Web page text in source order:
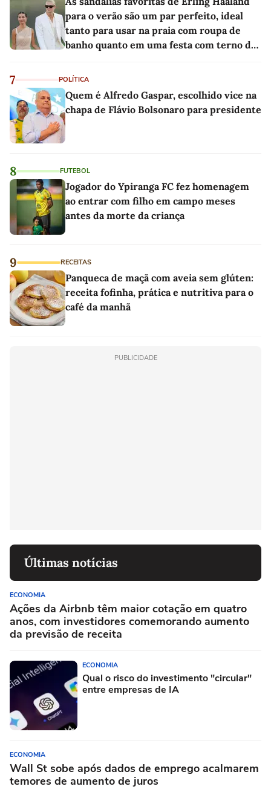
para o verão são um par perfeito, ideal
tanto para usar na praia com roupa de
banho quanto em uma festa com terno de
7 POLÍTICA
Quem é Alfredo Gaspar, escolhido vice na
chapa de Flávio Bolsonaro para presidente
8 FUTEBOL
Jogador do Ypiranga FC fez homenagem
ao entrar com filho em campo meses
antes da morte da criança
9 RECEITAS
Panqueca de maçã com aveia sem glúten:
receita fofinha, prática e nutritiva para o
café da manhã
PUBLICIDADE
Últimas notícias
ECONOMIA
Ações da Airbnb têm maior cotação em quatro
anos, com investidores comemorando aumento
da previsão de receita
ECONOMIA
Qual o risco do investimento "circular"
entre empresas de IA
ECONOMIA
Wall St sobe após dados de emprego acalmarem
temores de aumento de juros